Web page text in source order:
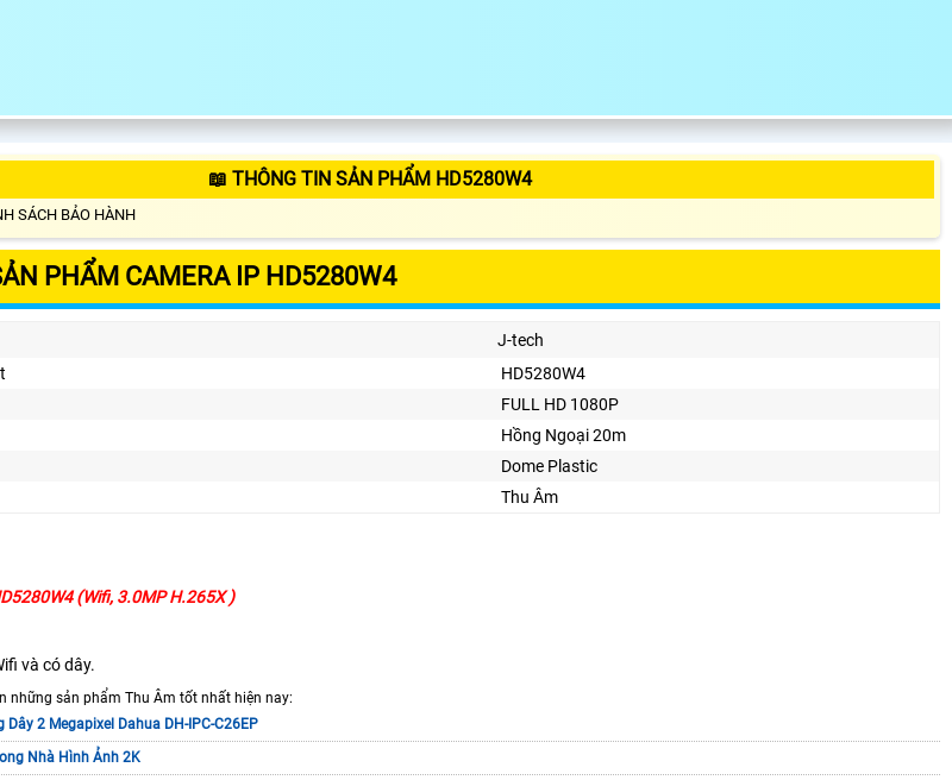
📖 THÔNG TIN SẢN PHẨM HD5280W4
SÁCH BẢO HÀNH
PHẨM CAMERA IP HD5280W4
J-tech
HD5280W4
FULL HD 1080P
Hồng Ngoại 20m
Dome Plastic
Thu Âm
(Wifi, 3.0MP H.265X )
và có dây.
những sản phẩm Thu Âm tốt nhất hiện nay:
2 Megapixel Dahua DH-IPC-C26EP
Nhà Hình Ảnh 2K